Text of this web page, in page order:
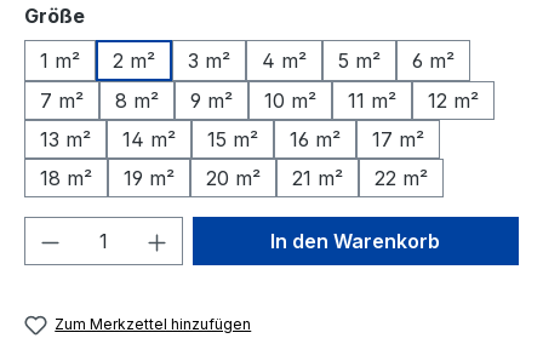
Größeauswählen
1 m²
2 m² 3 m² 4 m² 5 m²
6 m²
7 m²
8 m² 9 m² 10 m² 11 m²
12 m²
13 m²
14 m² 15 m² 16 m²
17 m²
18 m²
19 m² 20 m² 21 m² 22 m²
Produkt Anzahl: Gib denIn den Warenkorb
Zum Merkzettel hinzufügen